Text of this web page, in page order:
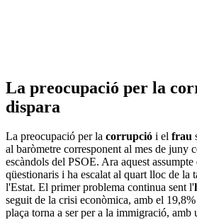
La preocupació per la
dispara
La preocupació per la corrupció i el frau
al baròmetre corresponent al mes de juny
escàndols del PSOE. Ara aquest
qüestionaris i ha escalat al quart lloc de la
l'Estat. El primer problema continua sent l'
seguit de la crisi econòmica, amb el
plaça torna a ser per a la immigració, amb